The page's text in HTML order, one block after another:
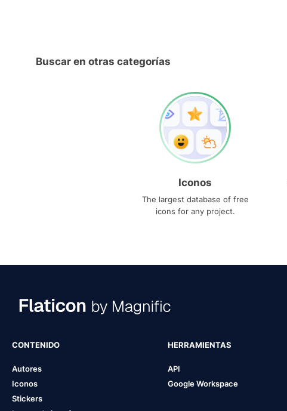
Buscar en otras categorías
Iconos
The largest database of free
icons for any project.
CONTENIDO
Autores
Iconos
Stickers
HERRAMIENTAS
API
Google Workspace